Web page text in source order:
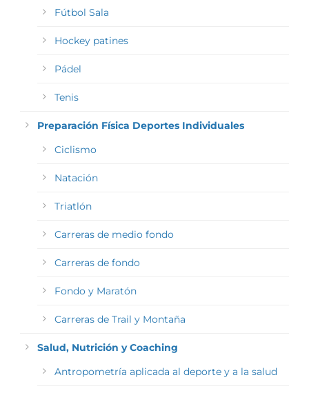
Fútbol Sala
Hockey patines
Pádel
Tenis
Preparación Física Deportes Individuales
Ciclismo
Natación
Triatlón
Carreras de medio fondo
Carreras de fondo
Fondo y Maratón
Carreras de Trail y Montaña
Salud, Nutrición y Coaching
Antropometría aplicada al deporte y a la salud